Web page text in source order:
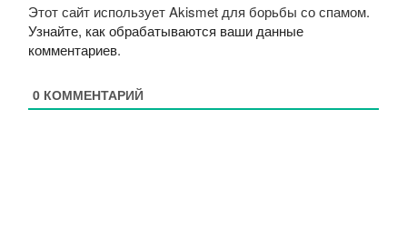
Этот сайт использует Akismet для борьбы со спамом.
Узнайте, как обрабатываются ваши данные
комментариев.
0 КОММЕНТАРИЙ